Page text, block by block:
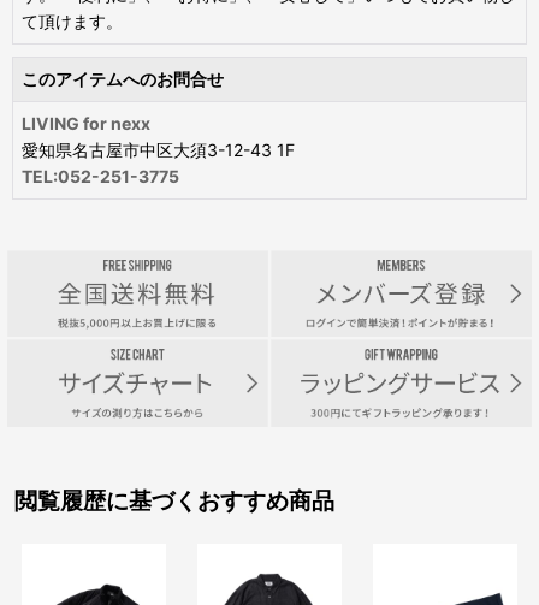
て頂けます。
このアイテムへのお問合せ
LIVING for nexx
愛知県名古屋市中区大須3-12-43 1F
TEL:052-251-3775
閲覧履歴に基づくおすすめ商品